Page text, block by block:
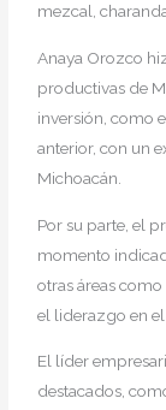
mezcal,
Anaya Orozco
productivas de
inversión, como
anterior, con un
Michoacán.
Por su parte, el
momento
otras áreas
el liderazgo en
El líder
destacados,